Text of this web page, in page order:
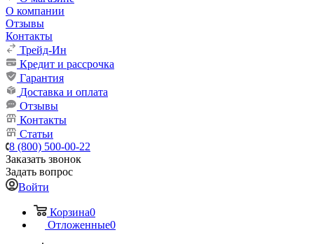
О компании
Отзывы
Контакты
Трейд-Ин
Кредит и рассрочка
Гарантия
Доставка и оплата
Отзывы
Контакты
Статьи
8 (800) 500-00-22
Заказать звонок
Задать вопрос
Войти
Корзина0
Отложенные0